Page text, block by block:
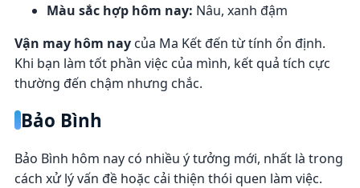
Màu sắc hợp hôm nay: Nâu, xanh đậm
Vận may hôm naycủa Ma Kết đến từ tính ổn định.
Khi bạn làm tốt phần việc của mình, kết quả tích cực
thường đến chậm nhưng chắc.
Bảo Bình
Bảo Bình hôm nay có nhiều ý tưởng mới, nhất là trong
cách xử lý vấn đề hoặc cải thiện thói quen làm việc.